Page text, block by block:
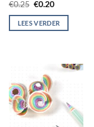
€0.25 Oorspronkelijke
was:
€0.25.
€0.20Huidige
is:
€0.20.
LEES VERDER